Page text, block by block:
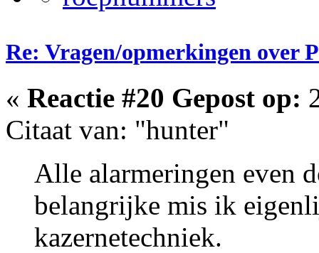
Re: Vragen/opmerkingen over
« Reactie #20 Gepost op:
Citaat van: "hunter"
Alle alarmeringen even
belangrijke mis ik
kazernetechniek.